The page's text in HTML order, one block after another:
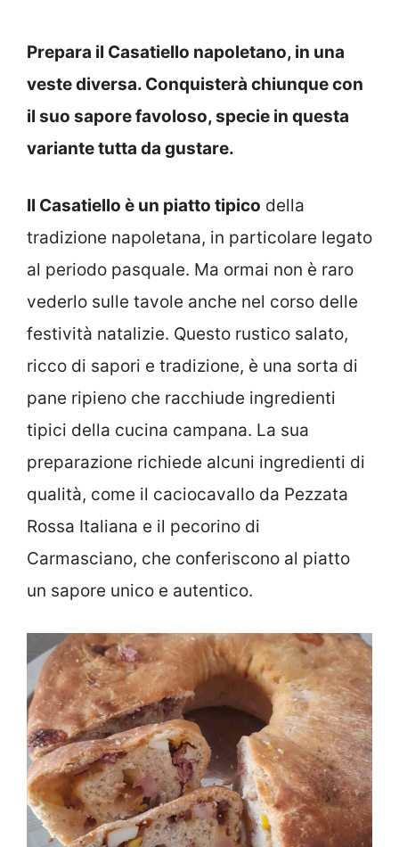
Prepara il Casatiello napoletano, in una
veste diversa. Conquisterà chiunque con
il suo sapore favoloso, specie in questa
variante tutta da gustare.
Il Casatiello è un piatto tipico della
tradizione napoletana, in particolare legato
al periodo pasquale. Ma ormai non è raro
vederlo sulle tavole anche nel corso delle
festività natalizie. Questo rustico salato,
ricco di sapori e tradizione, è una sorta di
pane ripieno che racchiude ingredienti
tipici della cucina campana. La sua
preparazione richiede alcuni ingredienti di
qualità, come il caciocavallo da Pezzata
Rossa Italiana e il pecorino di
Carmasciano, che conferiscono al piatto
un sapore unico e autentico.